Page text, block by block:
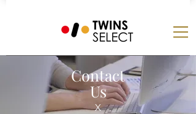
Contact
Us
X